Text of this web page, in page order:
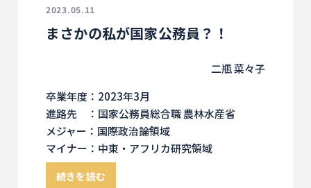
2023.05.11
まさかの私が国家公務員？！
二瓶 菜々子
卒業年度：2023年3月
進路先 ：国家公務員総合職 農林水産省
メジャー：国際政治論領域
マイナー：中東・アフリカ研究領域
続きを読む